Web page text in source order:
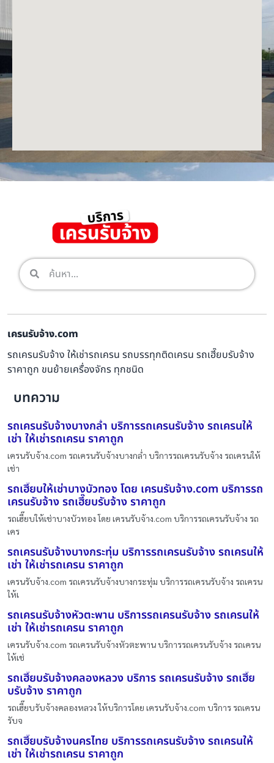
เครนรับจ้าง.com
รถเครนรับจ้าง ให้เช่ารถเครน รถบรรทุกติดเครน รถเฮี๊ยบรับจ้าง
ราคาถูก ขนย้ายเครื่องจักร ทุกชนิด
บทความ
รถเครนรับจ้างบางกล่ำ บริการรถเครนรับจ้าง รถเครนให้
เช่า ให้เช่ารถเครน ราคาถูก
เครนรับจ้าง.com รถเครนรับจ้างบางกล่ำ บริการรถเครนรับจ้าง รถเครนให้
เช่า
รถเฮี๊ยบให้เช่าบางบัวทอง โดย เครนรับจ้าง.com บริการรถ
เครนรับจ้าง รถเฮี๊ยบรับจ้าง ราคาถูก
รถเฮี๊ยบให้เช่าบางบัวทอง โดย เครนรับจ้าง.com บริการรถเครนรับจ้าง รถ
เคร
รถเครนรับจ้างบางกระทุ่ม บริการรถเครนรับจ้าง รถเครนให้
เช่า ให้เช่ารถเครน ราคาถูก
เครนรับจ้าง.com รถเครนรับจ้างบางกระทุ่ม บริการรถเครนรับจ้าง รถเครน
ให้เ
รถเครนรับจ้างหัวตะพาน บริการรถเครนรับจ้าง รถเครนให้
เช่า ให้เช่ารถเครน ราคาถูก
เครนรับจ้าง.com รถเครนรับจ้างหัวตะพาน บริการรถเครนรับจ้าง รถเครน
ให้เช่
รถเฮี๊ยบรับจ้างคลองหลวง บริการ รถเครนรับจ้าง รถเฮี๊ย
บรับจ้าง ราคาถูก
รถเฮี๊ยบรับจ้างคลองหลวง ให้บริการโดย เครนรับจ้าง.com บริการ รถเครน
รับจ
รถเฮี๊ยบรับจ้างนครไทย บริการรถเครนรับจ้าง รถเครนให้
เช่า ให้เช่ารถเครน ราคาถูก